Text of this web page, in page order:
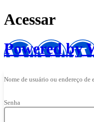
Acessar
Powered by
Nome de usuário ou endereço de
Senha